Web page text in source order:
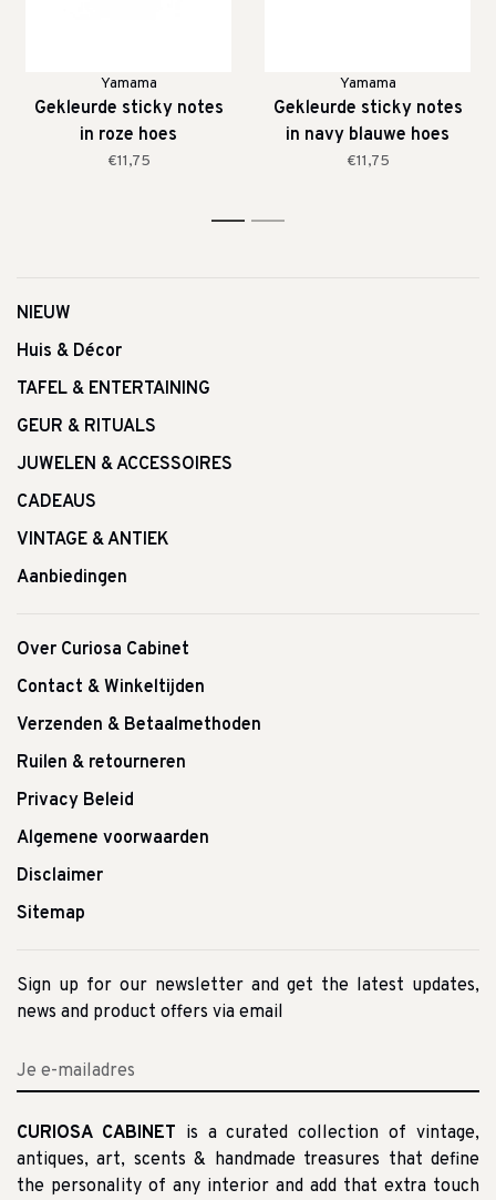
Yamama
Gekleurde sticky notes
in roze hoes
€11,75
Yamama
Gekleurde sticky notes
in navy blauwe hoes
€11,75
1 2
NIEUW
Huis & Décor
TAFEL & ENTERTAINING
GEUR & RITUALS
JUWELEN & ACCESSOIRES
CADEAUS
VINTAGE & ANTIEK
Aanbiedingen
Over Curiosa Cabinet
Contact & Winkeltijden
Verzenden & Betaalmethoden
Ruilen & retourneren
Privacy Beleid
Algemene voorwaarden
Disclaimer
Sitemap
Sign up for our newsletter and get the latest updates,
news and product offers via email
CURIOSA CABINET is a curated collection of vintage,
antiques, art, scents & handmade treasures that define
the personality of any interior and add that extra touch